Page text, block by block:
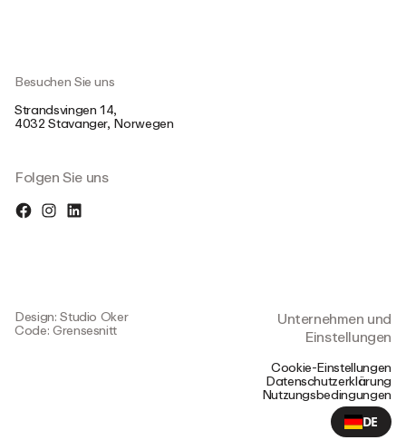
Design: Studio Oker
Code: Grensesnitt
Folgen Sie uns
Besuchen Sie uns
Strandsvingen 14,
4032 Stavanger, Norwegen
Unternehmen und
Einstellungen
Cookie-Einstellungen
Datenschutzerklärung
Nutzungsbedingungen
DE